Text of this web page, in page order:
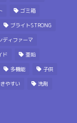
ゴミ箱
ブライトSTRONG
ディファーマ
ド 亜鉛
多機能 子供
やすい 洗剤